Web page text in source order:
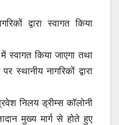
द्वारा स्वागत किया
स्वागत किया जाएगा तथा
स्थानीय नागरिकों द्वारा
निलय ड्रीम्स कॉलोनी
मुख्य मार्ग से होते हुए